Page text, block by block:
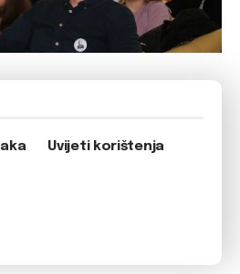
Uvijeti korištenja